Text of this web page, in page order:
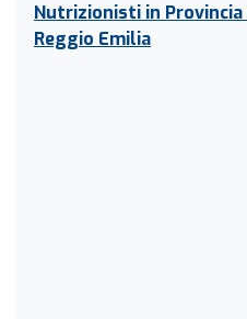
Nutrizionisti in Provincia
Reggio Emilia